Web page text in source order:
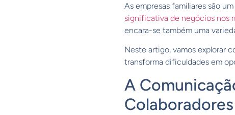
As empresas familiares são
significativa de negócios nos
encara-se também uma
Neste artigo, vamos explorar
transforma dificuldades em
A
Colaboradores